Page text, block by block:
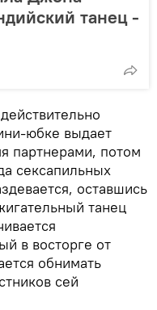
танец -
юбке выдает
партнерами, потом
сексапильных
оставшись
танец
в восторге от
обнимать
сей